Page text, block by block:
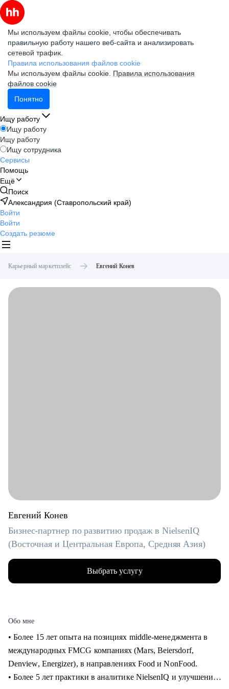
Мы используем файлы cookie, чтобы обеспечивать
правильную работу нашего веб-сайта и анализировать
сетевой трафик.
Правила использования файлов cookie
Мы используем файлы cookie. Правила использования
файлов cookie
Понятно
Ищу работу
Ищу работу
Ищу работу
Ищу сотрудника
Сервисы
Помощь
Ещё
Поиск
Александрия (Ставропольский край)
Войти
Войти
Создать резюме
Карьерный маркетплейс Евгений Конев
Евгений Конев
Бизнес-партнер по развитию продаж в NielsenIQ
(Восточная и Центральная Европа, Средняя Азия)
Выбрать услугу
Обо мне
• Более 15 лет опыта на позициях middle-менеджмента в
международных FMCG компаниях (Mars, Beiersdorf,
Denview, Energizer), в направлениях Food и NonFood.
• Более 5 лет практики в аналитике NielsenIQ и улучшения